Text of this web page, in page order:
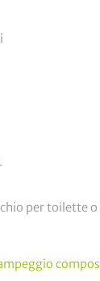
per toilette o